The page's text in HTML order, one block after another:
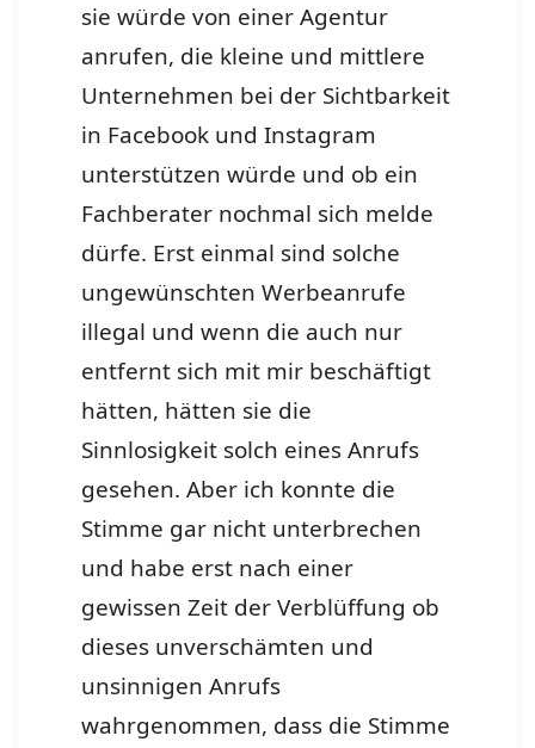
sie würde von einer Agentur
anrufen, die kleine und mittlere
Unternehmen bei der Sichtbarkeit
in Facebook und Instagram
unterstützen würde und ob ein
Fachberater nochmal sich melde
dürfe. Erst einmal sind solche
ungewünschten Werbeanrufe
illegal und wenn die auch nur
entfernt sich mit mir beschäftigt
hätten, hätten sie die
Sinnlosigkeit solch eines Anrufs
gesehen. Aber ich konnte die
Stimme gar nicht unterbrechen
und habe erst nach einer
gewissen Zeit der Verblüffung ob
dieses unverschämten und
unsinnigen Anrufs
wahrgenommen, dass die Stimme